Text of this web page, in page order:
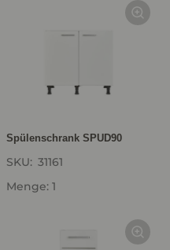
Spülenschrank SPUD90
SKU: 31161
Menge: 1